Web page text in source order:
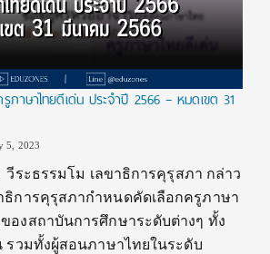
าษาไทยดีเด่น ประจำปี 2566 – หมดเขต 31
5, 2023
ระธรรมโม เลขาธิการคุรุสภา กล่าว
ธิการคุรุสภากำหนดคัดเลือกครูภาษา
องสถาบันการศึกษาระดับต่างๆ ทั้ง
รวมทั้งผู้สอนภาษาไทยในระดับ